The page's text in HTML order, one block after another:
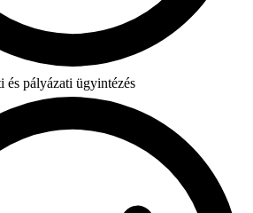
és pályázati ügyintézés